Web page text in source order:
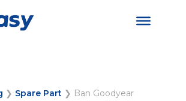
❯ Spare Part❯ Ban Goodyear